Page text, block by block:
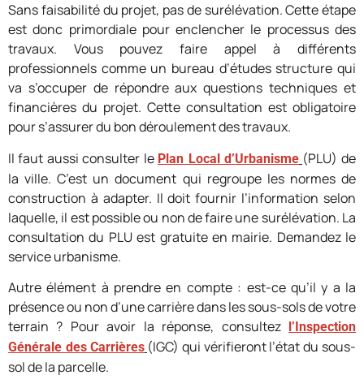
Sans faisabilité du projet, pas de surélévation. Cette étape
est donc primordiale pour enclencher le processus des
travaux. Vous pouvez faire appel à différents
professionnels comme un bureau d’études structure qui
va s’occuper de répondre aux questions techniques et
financières du projet. Cette consultation est obligatoire
pour s’assurer du bon déroulement des travaux.
Il faut aussi consulter le Plan Local d’Urbanisme (PLU) de
la ville. C’est un document qui regroupe les normes de
construction à adapter. Il doit fournir l’information selon
laquelle, il est possible ou non de faire une surélévation. La
consultation du PLU est gratuite en mairie. Demandez le
service urbanisme.
Autre élément à prendre en compte : est-ce qu’il y a la
présence ou non d’une carrière dans les sous-sols de votre
terrain ? Pour avoir la réponse, consultez l’Inspection
Générale des Carrières (IGC) qui vérifieront l’état du sous-
sol de la parcelle.